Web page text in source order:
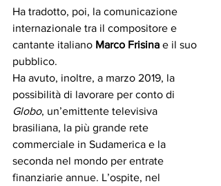
Ha tradotto, poi, la comunicazione
internazionale tra il compositore e
cantante italiano Marco Frisina e il suo
pubblico.
Ha avuto, inoltre, a marzo 2019, la
possibilità di lavorare per conto di
Globo, un’emittente televisiva
brasiliana, la più grande rete
commerciale in Sudamerica e la
seconda nel mondo per entrate
finanziarie annue. L’ospite, nel